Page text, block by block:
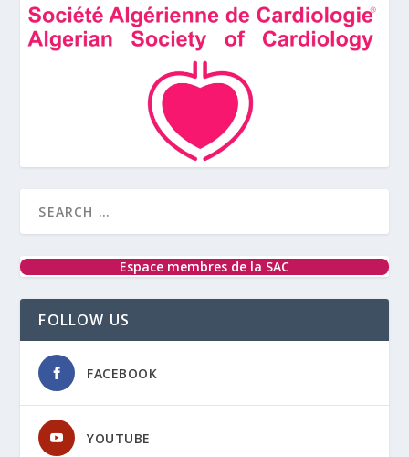
Espace membres de la SAC
FOLLOW US
FACEBOOK
YOUTUBE